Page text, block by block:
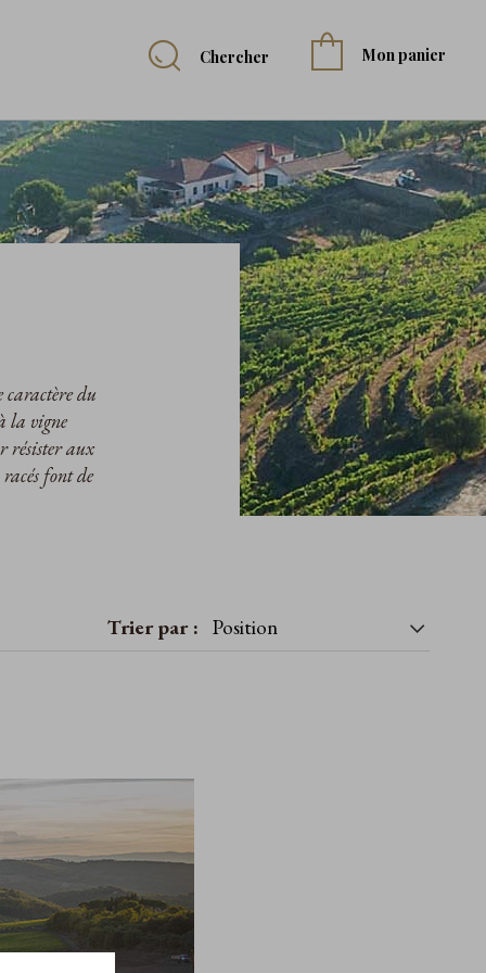
Mon panier
Chercher
du
la vigne
résister aux
font de
Trier par